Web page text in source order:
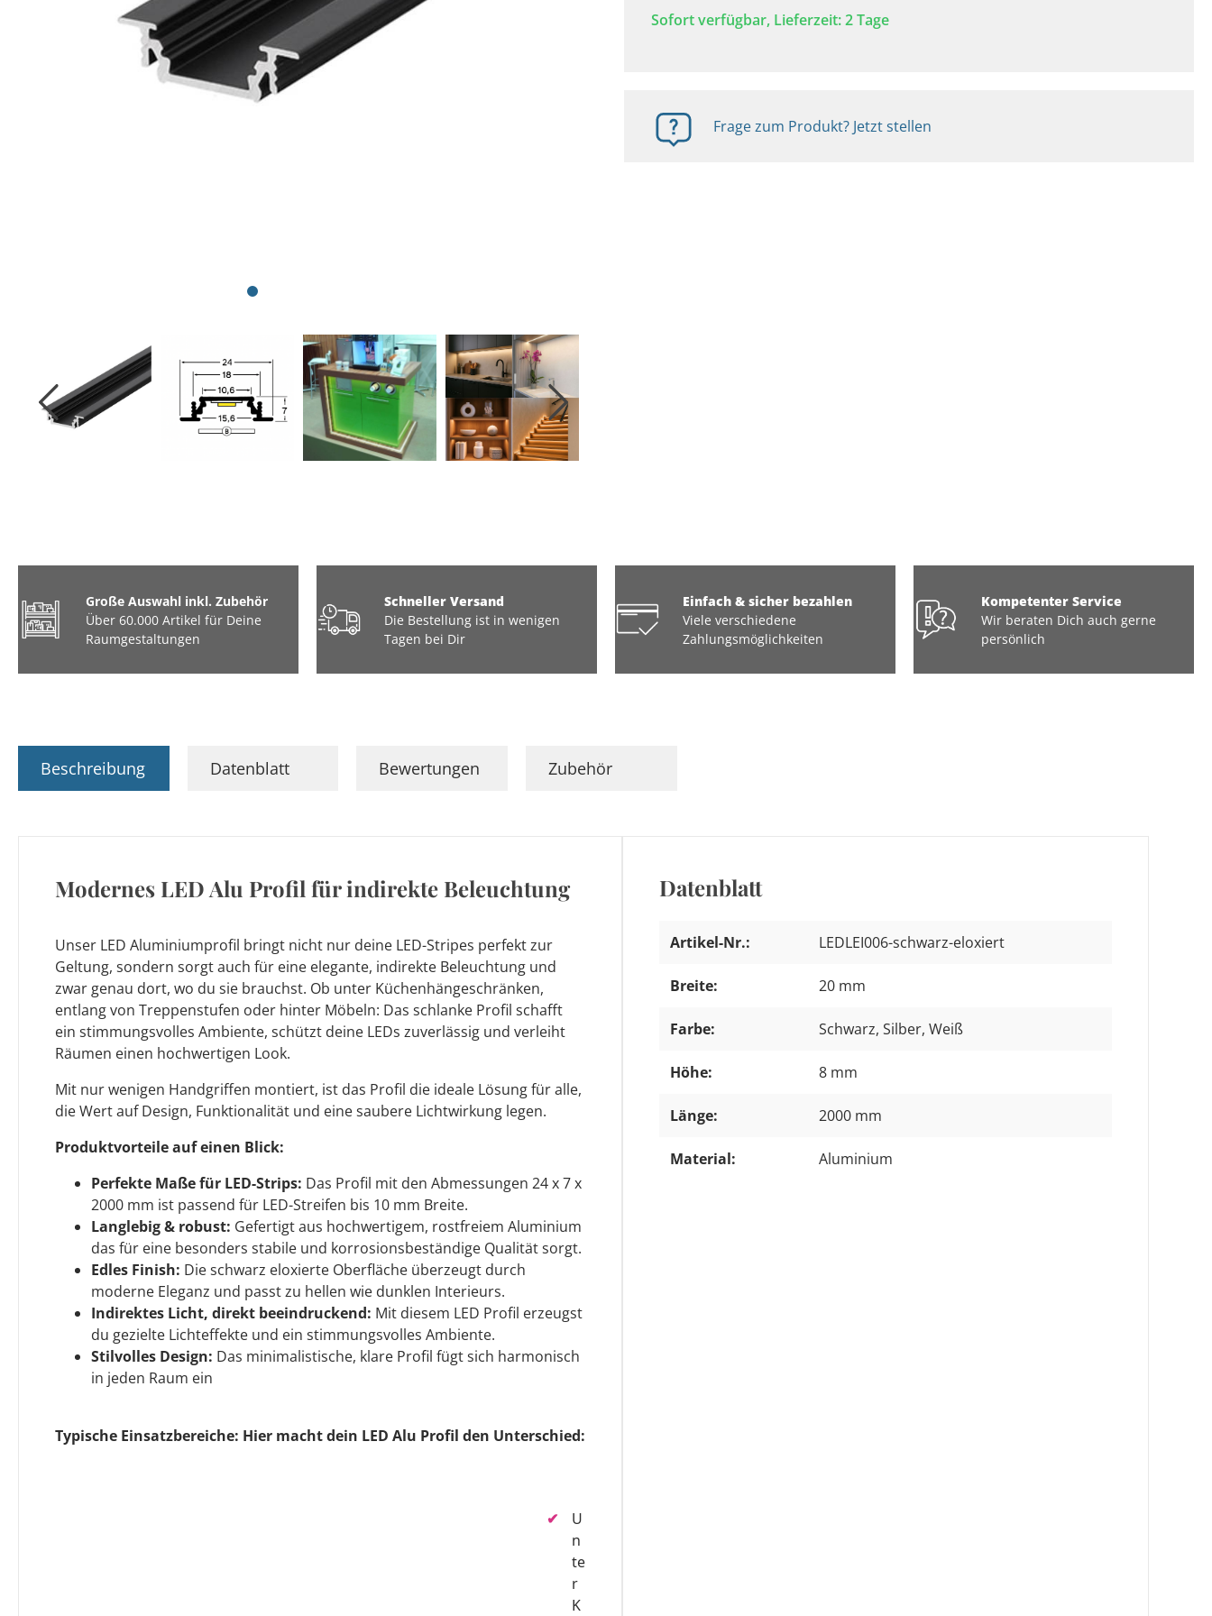
Sofort verfügbar, Lieferzeit: 2 Tage
Frage zum Produkt? Jetzt stellen
Große Auswahl inkl. Zubehör
Über 60.000 Artikel für Deine
Raumgestaltungen
Schneller Versand
Die Bestellung ist in wenigen
Tagen bei Dir
Einfach & sicher bezahlen
Viele verschiedene
Zahlungsmöglichkeiten
Kompetenter Service
Wir beraten Dich auch gerne
persönlich
Beschreibung Datenblatt Bewertungen Zubehör
Modernes LED Alu Profil für indirekte Beleuchtung
Unser LED Aluminiumprofil bringt nicht nur deine LED-Stripes perfekt zur
Geltung, sondern sorgt auch für eine elegante, indirekte Beleuchtung und
zwar genau dort, wo du sie brauchst. Ob unter Küchenhängeschränken,
entlang von Treppenstufen oder hinter Möbeln: Das schlanke Profil schafft
ein stimmungsvolles Ambiente, schützt deine LEDs zuverlässig und verleiht
Räumen einen hochwertigen Look.
Mit nur wenigen Handgriffen montiert, ist das Profil die ideale Lösung für alle,
die Wert auf Design, Funktionalität und eine saubere Lichtwirkung legen.
Produktvorteile auf einen Blick:
Perfekte Maße für LED-Strips: Das Profil mit den Abmessungen 24 x 7 x
2000 mm ist passend für LED-Streifen bis 10 mm Breite.
Langlebig & robust: Gefertigt aus hochwertigem, rostfreiem Aluminium
das für eine besonders stabile und korrosionsbeständige Qualität sorgt.
Edles Finish: Die schwarz eloxierte Oberfläche überzeugt durch
moderne Eleganz und passt zu hellen wie dunklen Interieurs.
Indirektes Licht, direkt beeindruckend: Mit diesem LED Profil erzeugst
du gezielte Lichteffekte und ein stimmungsvolles Ambiente.
Stilvolles Design: Das minimalistische, klare Profil fügt sich harmonisch
in jeden Raum ein
Typische Einsatzbereiche: Hier macht dein LED Alu Profil den Unterschied:
U
n
te
r
K
Datenblatt
Artikel-Nr.: LEDLEI006-schwarz-eloxiert
Breite: 20 mm
Farbe: Schwarz, Silber, Weiß
Höhe: 8 mm
Länge: 2000 mm
Material: Aluminium